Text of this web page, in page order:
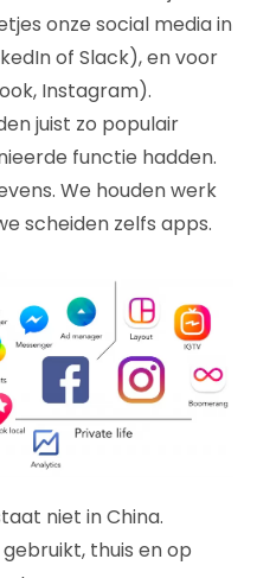
onze social media in
of Slack), en voor
Instagram).
juist zo populair
functie hadden.
We houden werk
scheiden zelfs apps.
niet in China.
thuis en op